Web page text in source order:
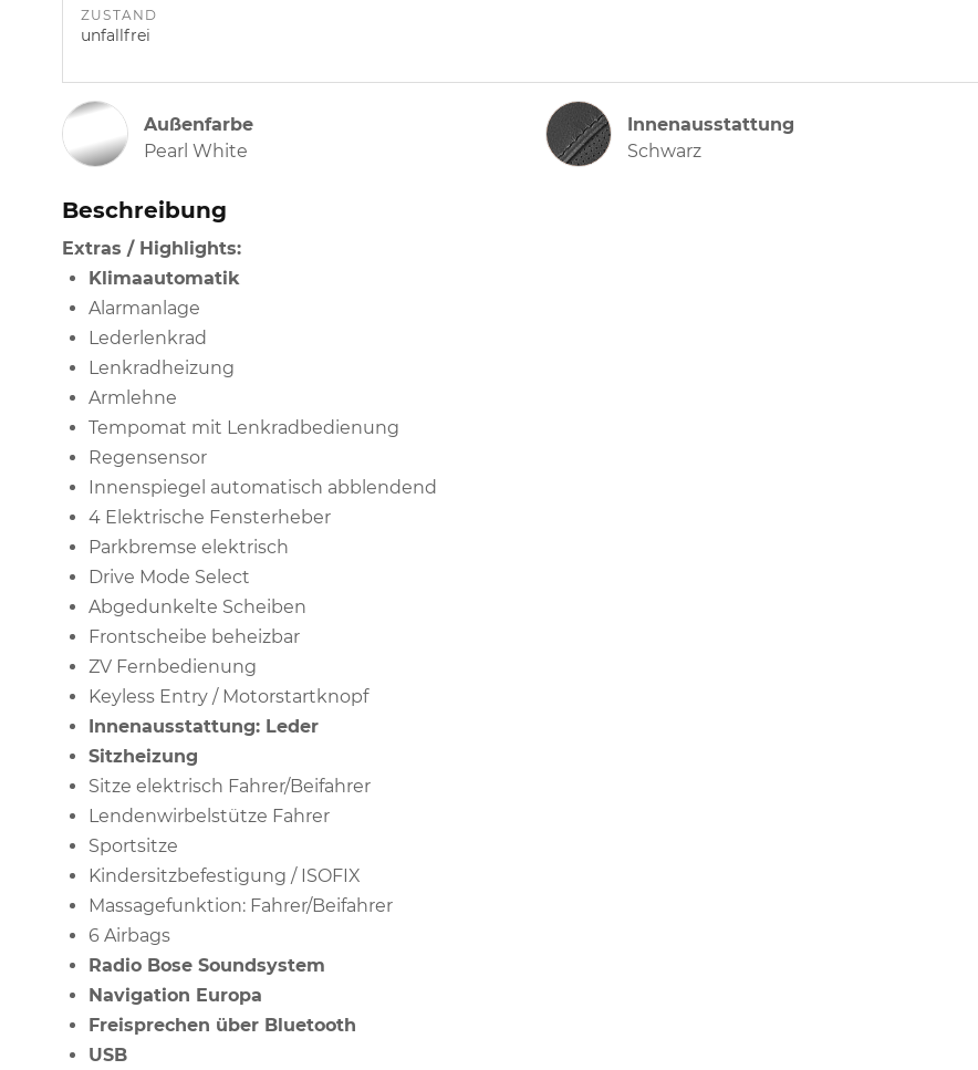
ZUSTAND
unfallfrei
Außenfarbe
Pearl White
Innenausstattung
Innenausstattung
Schwarz
Beschreibung
Extras / Highlights:
Klimaautomatik
Alarmanlage
Lederlenkrad
Lenkradheizung
Armlehne
Tempomat mit Lenkradbedienung
Regensensor
Innenspiegel automatisch abblendend
4 Elektrische Fensterheber
Parkbremse elektrisch
Drive Mode Select
Abgedunkelte Scheiben
Frontscheibe beheizbar
ZV Fernbedienung
Keyless Entry / Motorstartknopf
Innenausstattung: Leder
Sitzheizung
Sitze elektrisch Fahrer/Beifahrer
Lendenwirbelstütze Fahrer
Sportsitze
Kindersitzbefestigung / ISOFIX
Massagefunktion: Fahrer/Beifahrer
6 Airbags
Radio Bose Soundsystem
Navigation Europa
Freisprechen über Bluetooth
USB